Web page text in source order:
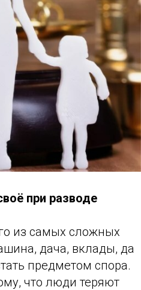
при разводе
из самых сложных
дача, вклады, да
предметом спора.
что люди теряют